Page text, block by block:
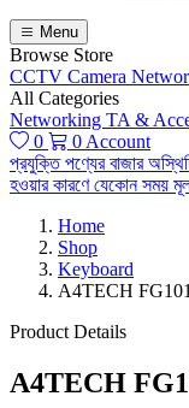
Menu
Browse Store
CCTV Camera
All Categories
Networking TA &
0
0 Account
প্রযুক্তি পণ্যের বাজার
হওয়ার কারণে যেকোন সময়
Home
Shop
Keyboard
A4TECH
Product Details
A4TECH